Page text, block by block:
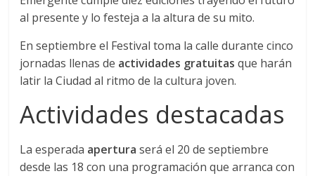
al presente y lo festeja a la altura de su mito.
En septiembre el Festival toma la calle durante cinco
jornadas llenas de actividades gratuitas que harán
latir la Ciudad al ritmo de la cultura joven.
Actividades destacadas
La esperada apertura será el 20 de septiembre
desde las 18 con una programación que arranca con